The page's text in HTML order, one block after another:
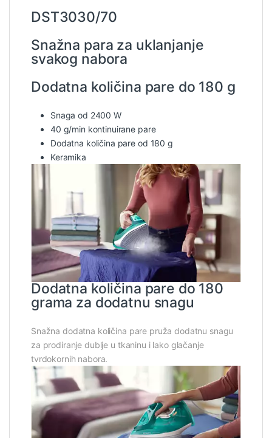
DST3030/70
Snažna para za uklanjanje
svakog nabora
Dodatna količina pare do 180 g
Snaga od 2400 W
40 g/min kontinuirane pare
Dodatna količina pare od 180 g
Keramika
Dodatna količina pare do 180
grama za dodatnu snagu
Snažna dodatna količina pare pruža dodatnu snagu
za prodiranje dublje u tkaninu i lako glačanje
tvrdokornih nabora.